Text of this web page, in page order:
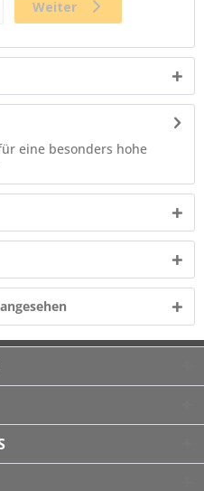
eine besonders hohe